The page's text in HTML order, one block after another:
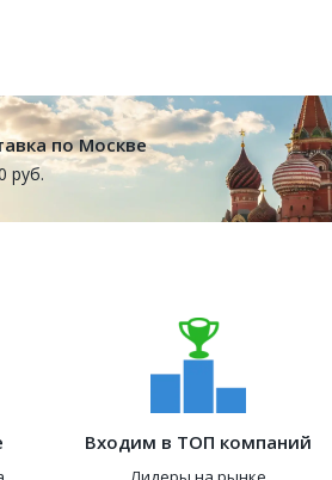
по Москве
руб.
Входим в ТОП компаний